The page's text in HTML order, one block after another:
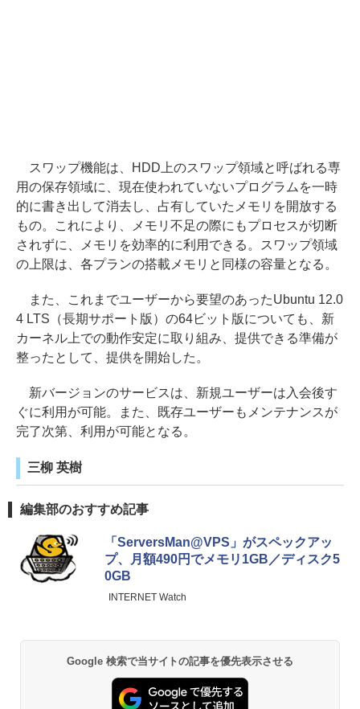
スワップ機能は、HDD上のスワップ領域と呼ばれる専
用の保存領域に、現在使われていないプログラムを一時
的に書き出して消去し、占有していたメモリを開放する
もの。これにより、メモリ不足の際にもプロセスが切断
されずに、メモリを効率的に利用できる。スワップ領域
の上限は、各プランの搭載メモリと同様の容量となる。
また、これまでユーザーから要望のあったUbuntu 12.0
4 LTS（長期サポート版）の64ビット版についても、新
カーネル上での動作安定に取り組み、提供できる準備が
整ったとして、提供を開始した。
新バージョンのサービスは、新規ユーザーは入会後す
ぐに利用が可能。また、既存ユーザーもメンテナンスが
完了次第、利用が可能となる。
三柳 英樹
編集部のおすすめ記事
「ServersMan@VPS」がスペックアッ
プ、月額490円でメモリ1GB／ディスク5
0GB
INTERNET Watch
Google 検索で当サイトの記事を優先表示させる